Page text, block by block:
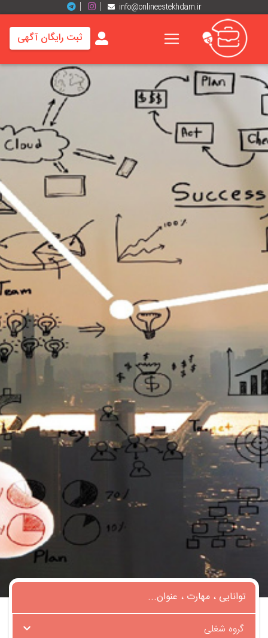
info@onlineestekhdam.ir
خانه
فرصت
های
برند
ها
رزومه
ها
تماس
با
درباره
ما
ثبت رایگان آگهی
گروه شغلی